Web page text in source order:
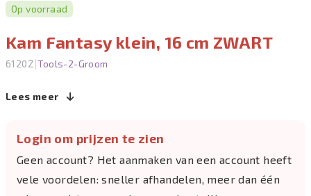
Op voorraad
Kam Fantasy klein, 16 cm ZWART
6120Z|Tools-2-Groom
Lees meer
Login om prijzen te zien
Geen account? Het aanmaken van een account heeft
vele voordelen: sneller afhandelen, meer dan één